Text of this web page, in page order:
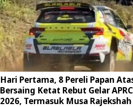
Hari Pertama, 8 Pereli Papan
Bersaing Ketat Rebut Gelar
2026, Termasuk Musa Rajekshah